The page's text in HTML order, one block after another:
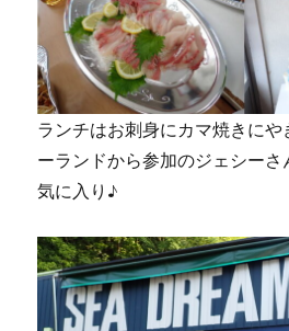
ランチはお刺身にカマ焼きに
ーランドから参加のジェシー
気に入り♪